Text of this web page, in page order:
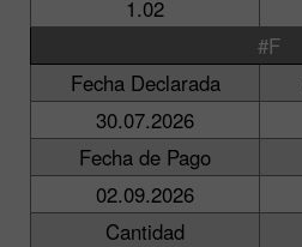
1.02
#F
Fecha Declarada
30.07.2026
Fecha de Pago
02.09.2026
Cantidad